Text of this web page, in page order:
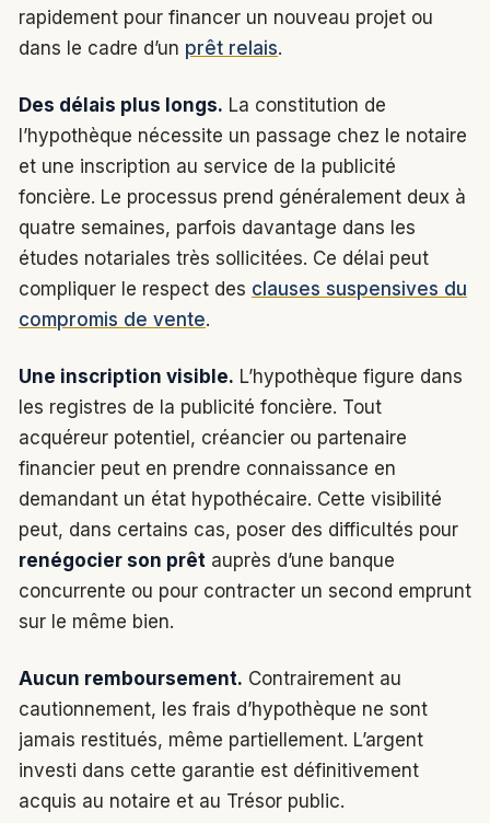
rapidement pour financer un nouveau projet ou
dans le cadre d’un prêt relais.
Des délais plus longs. La constitution de
l’hypothèque nécessite un passage chez le notaire
et une inscription au service de la publicité
foncière. Le processus prend généralement deux à
quatre semaines, parfois davantage dans les
études notariales très sollicitées. Ce délai peut
compliquer le respect des clauses suspensives du
compromis de vente.
Une inscription visible. L’hypothèque figure dans
les registres de la publicité foncière. Tout
acquéreur potentiel, créancier ou partenaire
financier peut en prendre connaissance en
demandant un état hypothécaire. Cette visibilité
peut, dans certains cas, poser des difficultés pour
renégocier son prêt auprès d’une banque
concurrente ou pour contracter un second emprunt
sur le même bien.
Aucun remboursement. Contrairement au
cautionnement, les frais d’hypothèque ne sont
jamais restitués, même partiellement. L’argent
investi dans cette garantie est définitivement
acquis au notaire et au Trésor public.